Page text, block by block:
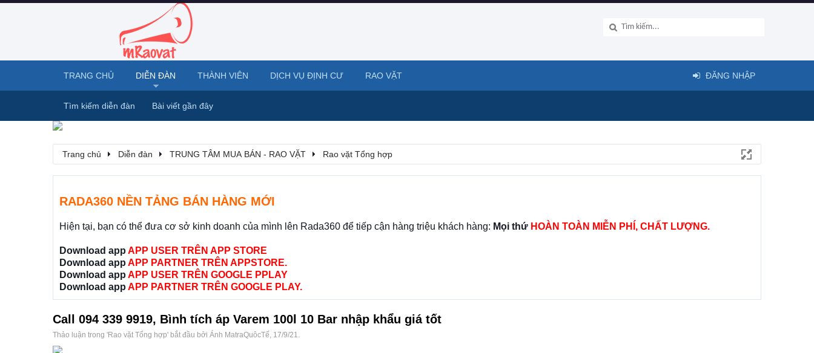
Trang chủ Diễn đàn TRUNG TÂM MUA BÁN - RAO VẶT Rao vặt Tổng hợp
RADA360 NỀN TẢNG BÁN HÀNG MỚI
Hiện tại, bạn có thể đưa cơ sở kinh doanh của mình lên Rada360 để tiếp cận hàng triệu khách hàng: Mọi thứ HOÀN TOÀN MIỄN PHÍ, CHẤT LƯỢNG.
Download app APP USER TRÊN APP STORE
Download app APP PARTNER TRÊN APPSTORE.
Download app APP USER TRÊN GOOGLE PPLAY
Download app APP PARTNER TRÊN GOOGLE PLAY.
Call 094 339 9919, Bình tích áp Varem 100l 10 Bar nhập khẩu giá tốt
Thảo luận trong 'Rao vặt Tổng hợp' bắt đầu bởi Ánh MatraQuôcTế, 17/9/21.
TRANG CHỦ DIỄN ĐÀN
Tìm kiếm diễn đàn Bài viết gần đây
THÀNH VIÊN DỊCH VỤ ĐỊNH CƯ RAO VẶT ĐĂNG NHẬP